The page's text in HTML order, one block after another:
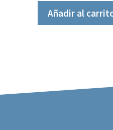
Añadir al